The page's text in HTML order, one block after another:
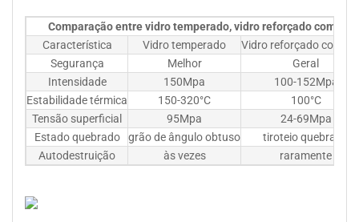
Comparação entre vidro temperado, vidro reforçado com
Característica
Vidro temperado
Vidro reforçado com
Segurança
Melhor
Geral
Intensidade
150Mpa
100-152Mpa
Estabilidade térmica
150-320°C
100°C
Tensão superficial
95Mpa
24-69Mpa
Estado quebrado
grão de ângulo obtuso
tiroteio quebrado
Autodestruição
às vezes raramente